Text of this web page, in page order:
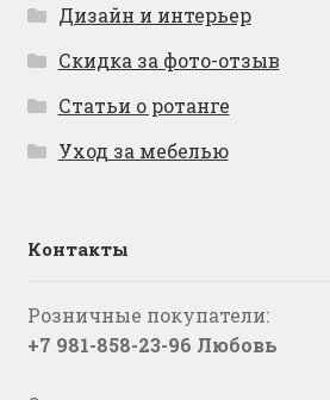
Дизайн и интерьер
Скидка за фото-отзыв
Статьи о ротанге
Уход за мебелью
Контакты
Розничные покупатели:
+7 981-858-23-96 Любовь